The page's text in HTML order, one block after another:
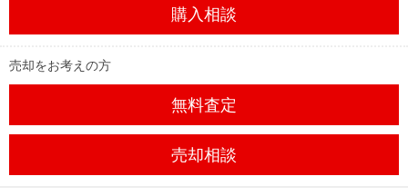
購入相談
売却をお考えの方
無料査定
売却相談